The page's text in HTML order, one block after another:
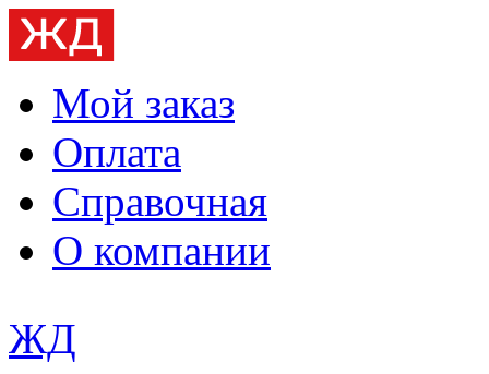
Мой заказ
Оплата
Справочная
О компании
ЖД